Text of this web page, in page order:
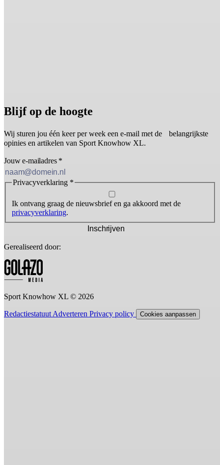
Blijf op de hoogte
Wij sturen jou één keer per week een e-mail met de belangrijkste
opinies en artikelen van Sport Knowhow XL.
Jouw e-mailadres *
Privacyverklaring *
Ik ontvang graag de nieuwsbrief en ga akkoord met de
privacyverklaring.
Inschrijven
Gerealiseerd door:
Sport Knowhow XL © 2026
Redactiestatuut Adverteren Privacy policy Cookies aanpassen